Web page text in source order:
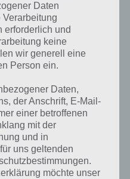
erschienen, der erste
die Hauptrolle, die sich jedoch
Daten
erforderlich und
keine
wir generell eine
Person ein.
Daten,
der Anschrift, E-Mail-
einer betroffenen
mit der
und in
uns geltenden
möchte unser